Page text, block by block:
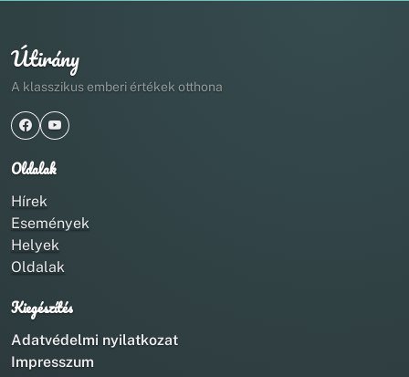
Útirány
A klasszikus emberi értékek otthona
Oldalak
Hírek
Események
Helyek
Oldalak
Kiegészítés
Adatvédelmi nyilatkozat
Impresszum